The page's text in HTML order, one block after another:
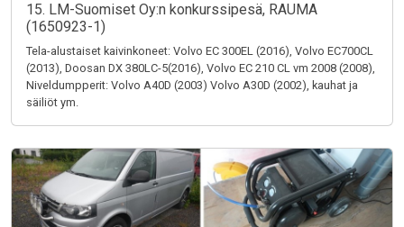
15. LM-Suomiset Oy:n konkurssipesä, RAUMA
(1650923-1)
Tela-alustaiset kaivinkoneet: Volvo EC 300EL (2016), Volvo EC700CL
(2013), Doosan DX 380LC-5(2016), Volvo EC 210 CL vm 2008 (2008),
Niveldumpperit: Volvo A40D (2003) Volvo A30D (2002), kauhat ja
säiliöt ym.